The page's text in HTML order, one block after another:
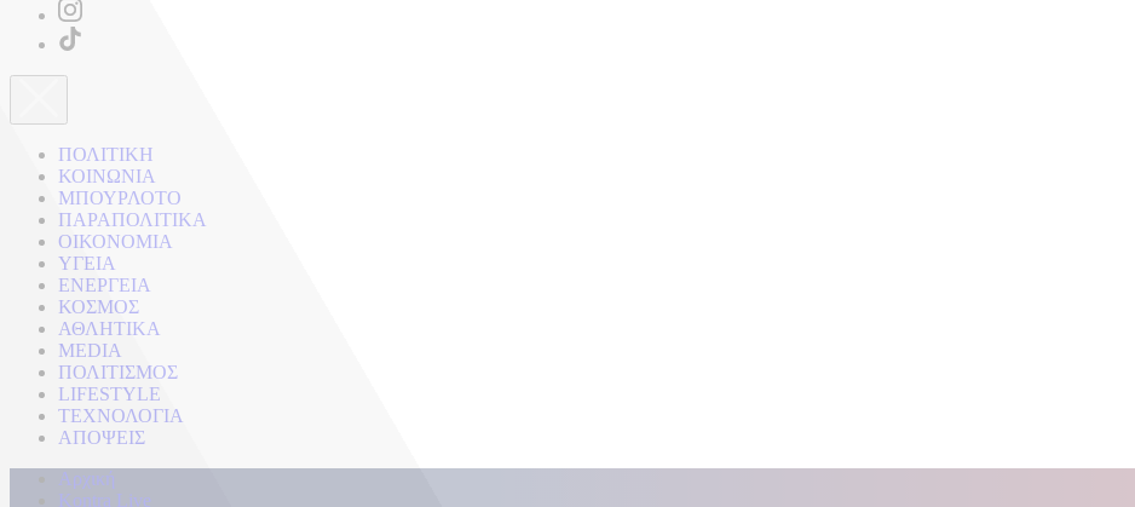
ΠΟΛΙΤΙΚΗ
ΚΟΙΝΩΝΙΑ
ΜΠΟΥΡΛΟΤΟ
ΠΑΡΑΠΟΛΙΤΙΚΑ
ΟΙΚΟΝΟΜΙΑ
ΥΓΕΙΑ
ΕΝΕΡΓΕΙΑ
ΚΟΣΜΟΣ
ΑΘΛΗΤΙΚΑ
MEDIA
ΠΟΛΙΤΙΣΜΟΣ
LIFESTYLE
ΤΕΧΝΟΛΟΓΙΑ
ΑΠΟΨΕΙΣ
Αρχική
Kontra Live